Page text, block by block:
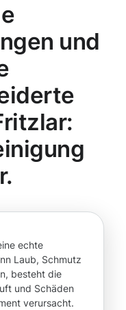
und
echte
Laub, Schmutz
besteht die
und Schäden
verursacht.